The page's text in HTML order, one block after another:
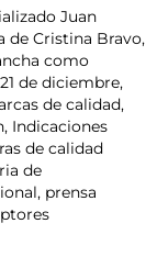
Juan
de Cristina Bravo,
como
de diciembre,
de calidad,
Indicaciones
de calidad
de
prensa